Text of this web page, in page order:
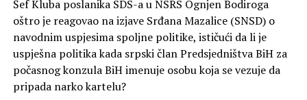
Šef Kluba poslanika SDS-a u NSRS Ognjen Bodiroga
oštro je reagovao na izjave Srđana Mazalice (SNSD) o
navodnim uspjesima spoljne politike, ističući da li je
uspješna politika kada srpski član Predsjedništva BiH za
počasnog konzula BiH imenuje osobu koja se vezuje da
pripada narko kartelu?